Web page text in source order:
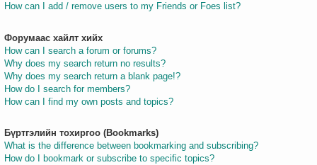
How can I add / remove users to my Friends or Foes list?
Форумаас хайлт хийх
How can I search a forum or forums?
Why does my search return no results?
Why does my search return a blank page!?
How do I search for members?
How can I find my own posts and topics?
Бүртгэлийн тохиргоо (Bookmarks)
What is the difference between bookmarking and subscribing?
How do I bookmark or subscribe to specific topics?